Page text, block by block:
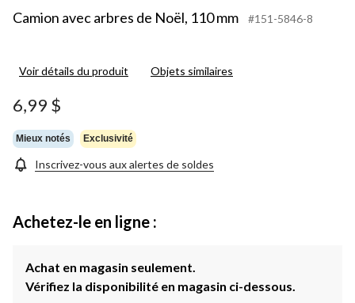
Camion avec arbres de Noël, 110 mm
#151-5846-8
Voir détails du produit Objets similaires
6,99 $
Mieux notés Exclusivité
Inscrivez-vous aux alertes de soldes
Achetez-le en ligne :
Achat en magasin seulement.
Vérifiez la disponibilité en magasin ci-dessous.